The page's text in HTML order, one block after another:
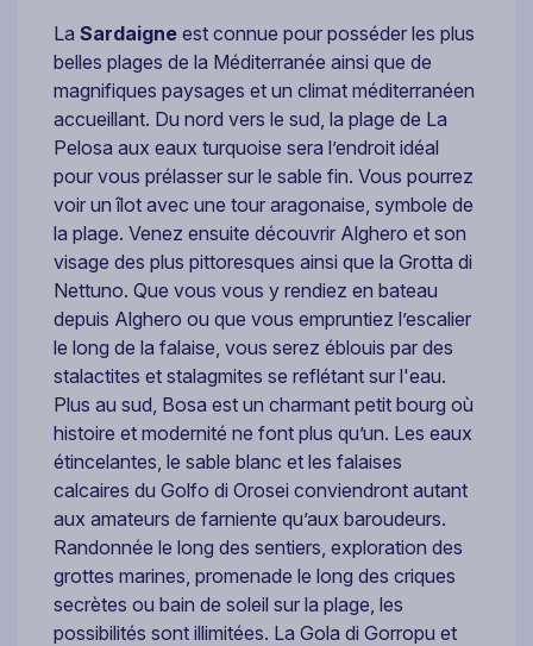
La Sardaigne est connue pour posséder les plus
belles plages de la Méditerranée ainsi que de
magnifiques paysages et un climat méditerranéen
accueillant. Du nord vers le sud, la plage de La
Pelosa aux eaux turquoise sera l’endroit idéal
pour vous prélasser sur le sable fin. Vous pourrez
voir un îlot avec une tour aragonaise, symbole de
la plage. Venez ensuite découvrir Alghero et son
visage des plus pittoresques ainsi que la Grotta di
Nettuno. Que vous vous y rendiez en bateau
depuis Alghero ou que vous empruntiez l’escalier
le long de la falaise, vous serez éblouis par des
stalactites et stalagmites se reflétant sur l'eau.
Plus au sud, Bosa est un charmant petit bourg où
histoire et modernité ne font plus qu’un. Les eaux
étincelantes, le sable blanc et les falaises
calcaires du Golfo di Orosei conviendront autant
aux amateurs de farniente qu’aux baroudeurs.
Randonnée le long des sentiers, exploration des
grottes marines, promenade le long des criques
secrètes ou bain de soleil sur la plage, les
possibilités sont illimitées. La Gola di Gorropu et